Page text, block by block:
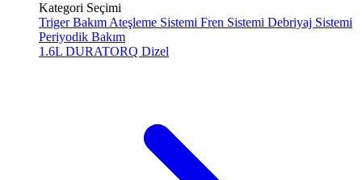
Kategori Seçimi
Triger Bakım Ateşleme Sistemi Fren Sistemi Debriyaj Sistemi
Periyodik Bakım
1.6L DURATORQ Dizel